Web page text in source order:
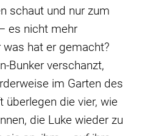
schaut und nur zum
es nicht mehr
hat er gemacht?
Bunker verschanzt,
im Garten des
überlegen die vier, wie
die Luke wieder zu